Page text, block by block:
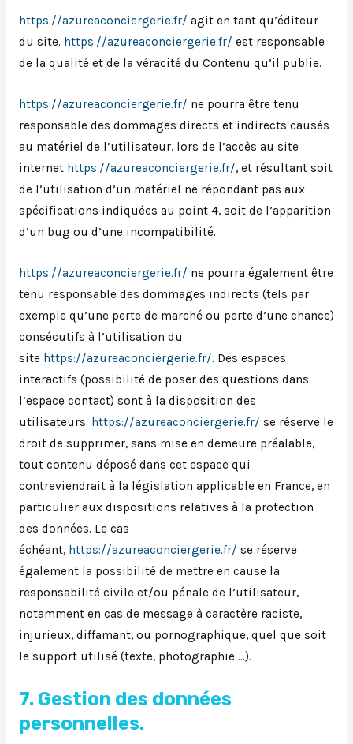
https://azureaconciergerie.fr/ agit en tant qu’éditeur
du site. https://azureaconciergerie.fr/ est responsable
de la qualité et de la véracité du Contenu qu’il publie.
https://azureaconciergerie.fr/ ne pourra être tenu
responsable des dommages directs et indirects causés
au matériel de l’utilisateur, lors de l’accès au site
internet https://azureaconciergerie.fr/, et résultant soit
de l’utilisation d’un matériel ne répondant pas aux
spécifications indiquées au point 4, soit de l’apparition
d’un bug ou d’une incompatibilité.
https://azureaconciergerie.fr/ ne pourra également être
tenu responsable des dommages indirects (tels par
exemple qu’une perte de marché ou perte d’une chance)
consécutifs à l’utilisation du
site https://azureaconciergerie.fr/. Des espaces
interactifs (possibilité de poser des questions dans
l’espace contact) sont à la disposition des
utilisateurs. https://azureaconciergerie.fr/ se réserve le
droit de supprimer, sans mise en demeure préalable,
tout contenu déposé dans cet espace qui
contreviendrait à la législation applicable en France, en
particulier aux dispositions relatives à la protection
des données. Le cas
échéant, https://azureaconciergerie.fr/ se réserve
également la possibilité de mettre en cause la
responsabilité civile et/ou pénale de l’utilisateur,
notamment en cas de message à caractère raciste,
injurieux, diffamant, ou pornographique, quel que soit
le support utilisé (texte, photographie …).
7. Gestion des données
personnelles.